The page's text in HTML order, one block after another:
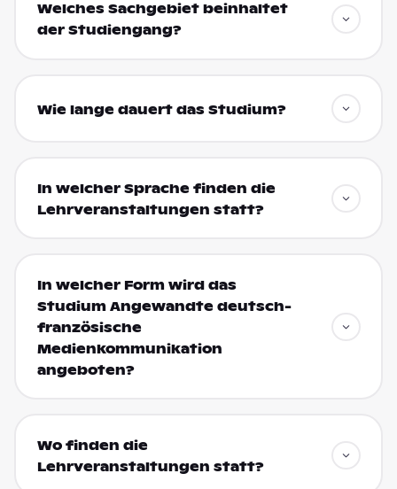
Welches Sachgebiet beinhaltet
der Studiengang?
Wie lange dauert das Studium?
In welcher Sprache finden die
Lehrveranstaltungen statt?
In welcher Form wird das
Studium Angewandte deutsch-
französische
Medienkommunikation
angeboten?
Wo finden die
Lehrveranstaltungen statt?